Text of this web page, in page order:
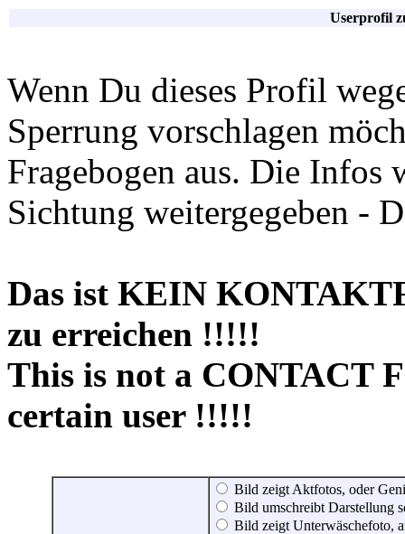
Userprofil
Wenn Du dieses Profil
Sperrung vorschlagen
Fragebogen aus. Die Infos
Sichtung weitergegeben -
Das ist KEIN
zu erreichen !!!!!
This is not a CONTACT
certain user !!!!!
Bild zeigt Aktfotos, oder
Bild umschreibt Darstellung
Bild zeigt Unterwäschefoto,